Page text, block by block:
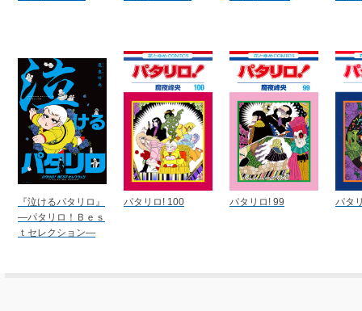
『泣けるパタリロ』
―パタリロ！Ｂｅｓ
ｔセレクション―
パタリロ! 100 パタリロ! 99 パタ